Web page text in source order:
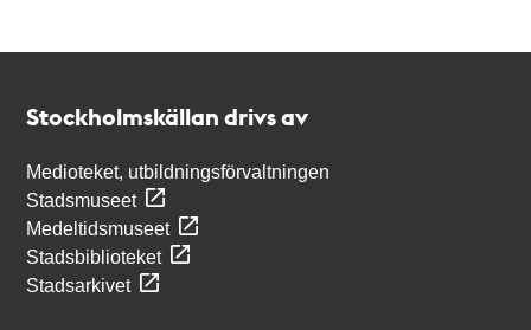
Stockholmskällan drivs av
Medioteket, utbildningsförvaltningen
Stadsmuseet
Medeltidsmuseet
Stadsbiblioteket
Stadsarkivet